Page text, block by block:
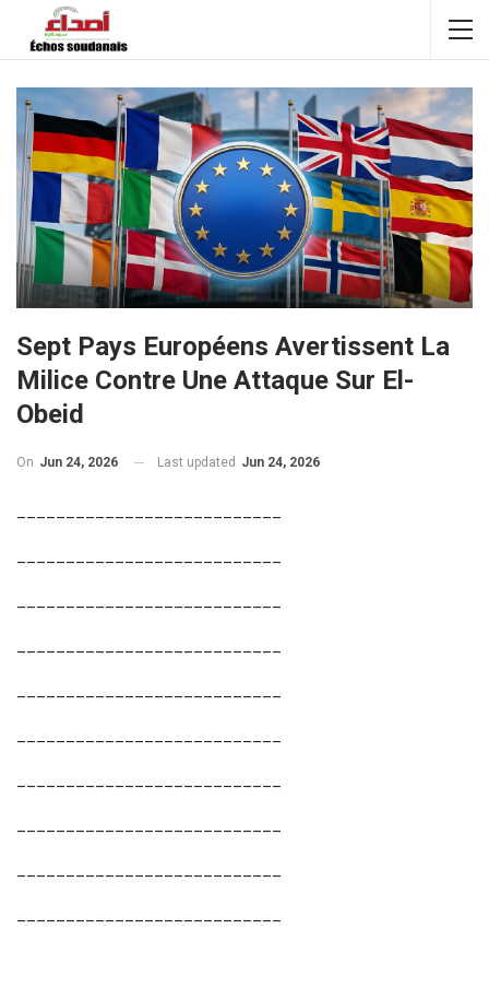
Sept Pays Européens Avertissent La
Milice Contre Une Attaque Sur El-
Obeid
On Jun 24, 2026 Last updated Jun 24, 2026